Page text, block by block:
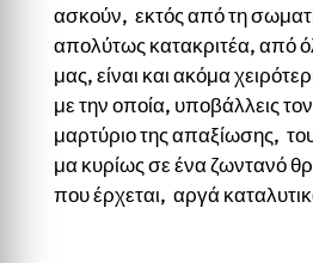
ασκούν, εκτός από τη
απολύτως κατακριτέα, από
μας, είναι και ακόμα
με την οποία, υποβάλλεις
μαρτύριο της απαξίωσης,
μα κυρίως σε ένα ζωντανό
που έρχεται, αργά